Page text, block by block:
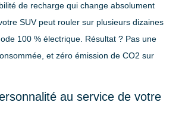
de recharge qui change absolument
SUV peut rouler sur plusieurs dizaines
100 % électrique. Résultat ? Pas une
et zéro émission de CO2 sur
au service de votre